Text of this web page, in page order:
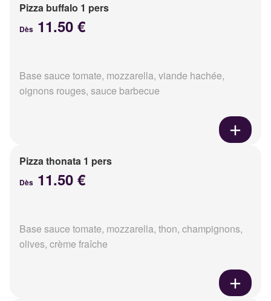
Pizza buffalo 1 pers
Dès 11.50 €
Base sauce tomate, mozzarella, viande hachée,
oignons rouges, sauce barbecue
Pizza thonata 1 pers
Dès 11.50 €
Base sauce tomate, mozzarella, thon, champignons,
olives, crème fraîche